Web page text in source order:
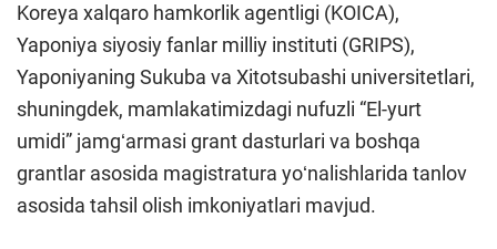
Koreya xalqaro hamkorlik agentligi (KOICA),
Yaponiya siyosiy fanlar milliy instituti (GRIPS),
Yaponiyaning Sukuba va Xitotsubashi universitetlari,
shuningdek, mamlakatimizdagi nufuzli “El-yurt
umidi” jamgʻarmasi grant dasturlari va boshqa
grantlar asosida magistratura yoʻnalishlarida tanlov
asosida tahsil olish imkoniyatlari mavjud.